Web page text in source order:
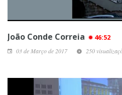
João Conde Correia 46:52
03 de Março de 2017 250